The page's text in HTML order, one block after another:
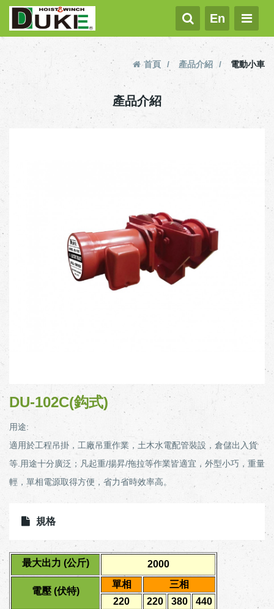
En
首頁 產品介紹 電動小車
產品介紹
DU-102C(鈎式)
用途:
適用於工程吊掛，工廠吊重作業，土木水電配管裝設，倉儲出入貨
等.用途十分廣泛；凡起重/揚昇/拖拉等作業皆適宜，外型小巧，重量
輕，單相電源取得方便，省力省時效率高。
規格
最大出力 (公斤) 2000
電壓 (伏特)
單相
三相
220
220 380 440